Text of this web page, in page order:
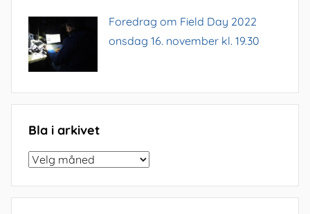
Foredrag om Field Day 2022
onsdag 16. november kl. 19.30
Bla i arkivet
Bla
arkivet